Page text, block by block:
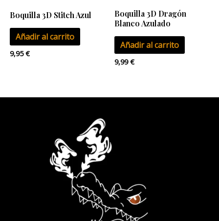
Boquilla 3D Stitch Azul
Añadir al carrito
9,95€
Boquilla 3D Dragón
Blanco Azulado
Añadir al carrito
9,99€